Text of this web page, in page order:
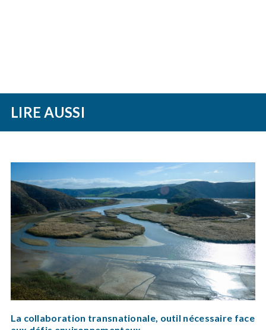
LIRE AUSSI
La collaboration transnationale, outil nécessaire face